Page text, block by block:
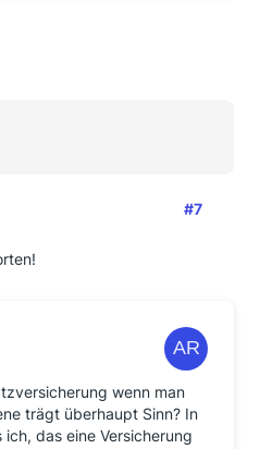
#7
wenn man
trägt überhaupt Sinn? In
ich, das eine Versicherung